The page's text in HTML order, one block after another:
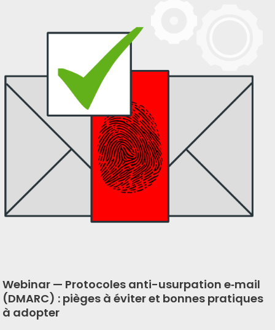
Webinar — Protocoles anti-usurpation e‑mail
(DMARC) : pièges à éviter et bonnes pratiques
à adopter